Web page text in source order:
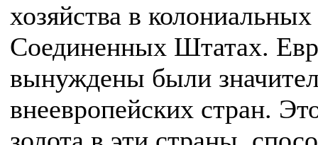
хозяйства в
Соединенных Штатах.
вынуждены были
внеевропейских стран.